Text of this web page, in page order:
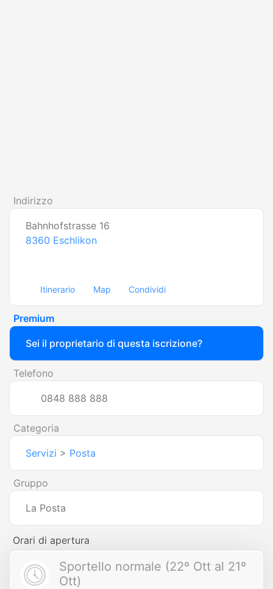
Indirizzo
Bahnhofstrasse 16
8360 Eschlikon
Itinerario Map Condividi
Premium
Sei il proprietario di questa iscrizione?
Telefono
0848 888 888
Categoria
Servizi > Posta
Gruppo
La Posta
Orari di apertura
Sportello normale (22º Ott al 21º
Ott)